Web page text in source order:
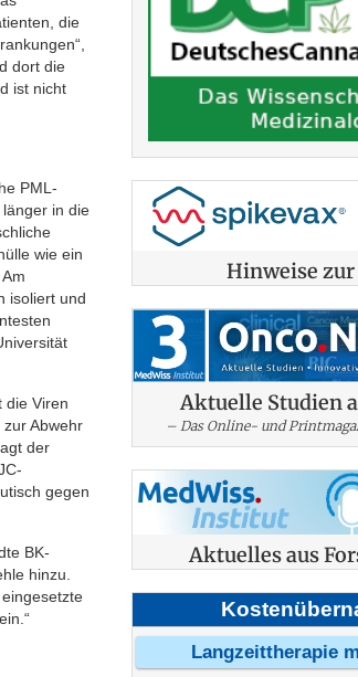
die
dort die
ist nicht
PML-
in die
wie ein
isoliert und
die Viren
Abwehr
der
gegen
BK-
hinzu.
Hinweise
Aktuelle Studien
– Das Online- und
Aktuelles aus
Langzeittherapie